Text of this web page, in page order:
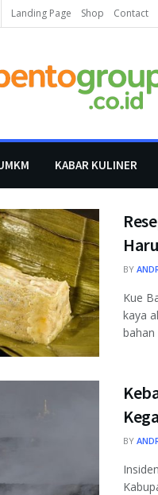
Landing Page Shop Contact
KABAR KULINER
BY
Kue
kaya
bahan
BY